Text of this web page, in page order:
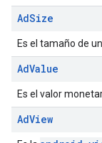
AdSize
Es el tamaño de
AdValue
Es el valor
AdView